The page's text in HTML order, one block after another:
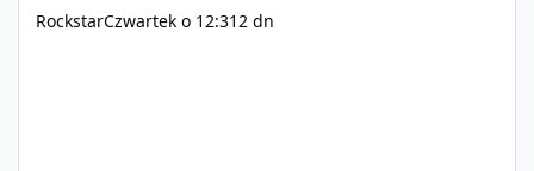
RockstarCzwartek o 12:312 dn